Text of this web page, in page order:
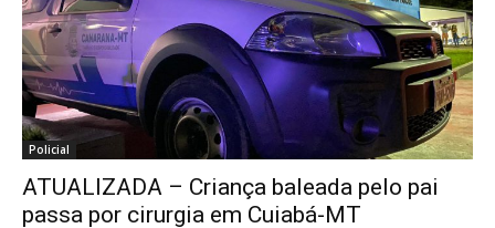
Policial
ATUALIZADA – Criança baleada pelo pai
passa por cirurgia em Cuiabá-MT